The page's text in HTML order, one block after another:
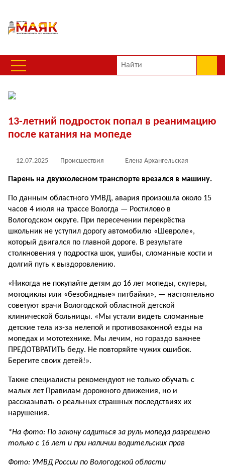
13-летний подросток попал в реанимацию
после катания на мопеде
12.07.2025 Происшествия Елена Архангельская
Парень на двухколесном транспорте врезался в машину.
По данным областного УМВД, авария произошла около 15
часов 4 июля на трассе Вологда — Ростилово в
Вологодском округе. При пересечении перекрёстка
школьник не уступил дорогу автомобилю «Шевроле»,
который двигался по главной дороге. В результате
столкновения у подростка шок, ушибы, сломанные кости и
долгий путь к выздоровлению.
«Никогда не покупайте детям до 16 лет мопеды, скутеры,
мотоциклы или «безобидные» питбайки», — настоятельно
советуют врачи Вологодской областной детской
клинической больницы. «Мы устали видеть сломанные
детские тела из-за нелепой и противозаконной езды на
мопедах и мототехнике. Мы лечим, но гораздо важнее
ПРЕДОТВРАТИТЬ беду. Не повторяйте чужих ошибок.
Берегите своих детей!».
Также специалисты рекомендуют не только обучать с
малых лет Правилам дорожного движения, но и
рассказывать о реальных страшных последствиях их
нарушения.
*На фото: По закону садиться за руль мопеда разрешено
только с 16 лет и при наличии водительских прав
Фото: УМВД России по Вологодской области